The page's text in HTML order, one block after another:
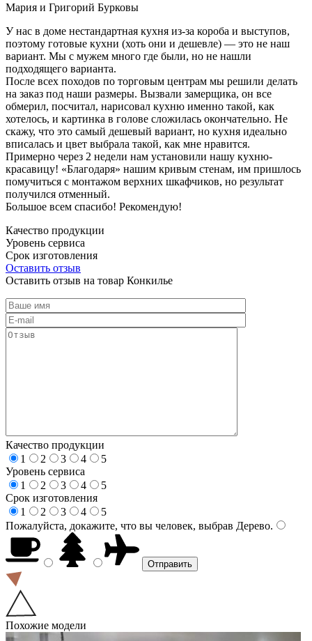
Мария и Григорий Бурковы
У нас в доме нестандартная кухня из-за короба и выступов,
поэтому готовые кухни (хоть они и дешевле) — это не наш
вариант. Мы с мужем много где были, но не нашли
подходящего варианта.
После всех походов по торговым центрам мы решили делать
на заказ под наши размеры. Вызвали замерщика, он все
обмерил, посчитал, нарисовал кухню именно такой, как
хотелось, и картинка в голове сложилась окончательно. Не
скажу, что это самый дешевый вариант, но кухня идеально
вписалась и цвет выбрала такой, как мне нравится.
Примерно через 2 недели нам установили нашу кухню-
красавицу! «Благодаря» нашим кривым стенам, им пришлось
помучиться с монтажом верхних шкафчиков, но результат
получился отменный.
Большое всем спасибо! Рекомендую!
Качество продукции
Уровень сервиса
Срок изготовления
Оставить отзыв
Оставить отзыв на товар Конкилье
Качество продукции
1
2 3 4
5
Уровень сервиса
1
2 3 4
5
Срок изготовления
1
2 3 4
5
Пожалуйста, докажите, что вы человек, выбрав Дерево.
Похожие модели